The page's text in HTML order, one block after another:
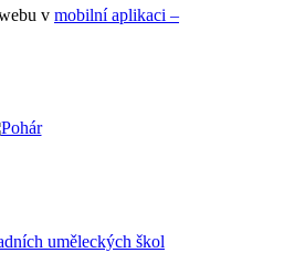
v mobilní aplikaci –
uměleckých škol